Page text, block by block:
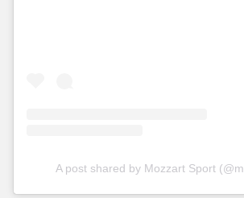
A post shared by Mozzart Sport